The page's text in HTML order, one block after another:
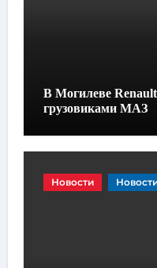
В Могилеве
грузовиками МАЗ
Новости